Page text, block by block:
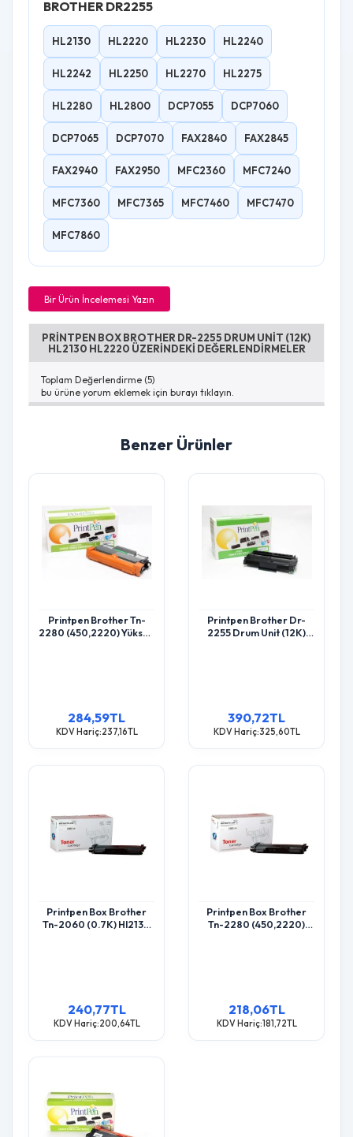
BROTHER DR2255
HL2130 HL2220 HL2230 HL2240
HL2242 HL2250 HL2270 HL2275
HL2280 HL2800 DCP7055 DCP7060
DCP7065 DCP7070 FAX2840 FAX2845
FAX2940 FAX2950 MFC2360 MFC7240
MFC7360 MFC7365 MFC7460 MFC7470
MFC7860
Bir Ürün İncelemesi Yazın
PRINTPEN BOX BROTHER DR-2255 DRUM UNIT (12K)
HL2130 HL2220 ÜZERINDEKI DEĞERLENDIRMELER
Toplam Değerlendirme (5)
bu ürüne yorum eklemek için burayı tıklayın.
Benzer Ürünler
Printpen Brother Tn-
2280 (450,2220) Yüksek
284,59TL
KDV Hariç:237,16TL
Printpen Brother Dr-
2255 Drum Unit (12K)
390,72TL
KDV Hariç:325,60TL
Printpen Box Brother
Tn-2060 (0.7K) Hl2130
240,77TL
KDV Hariç:200,64TL
Printpen Box Brother
Tn-2280 (450,2220)
218,06TL
KDV Hariç:181,72TL